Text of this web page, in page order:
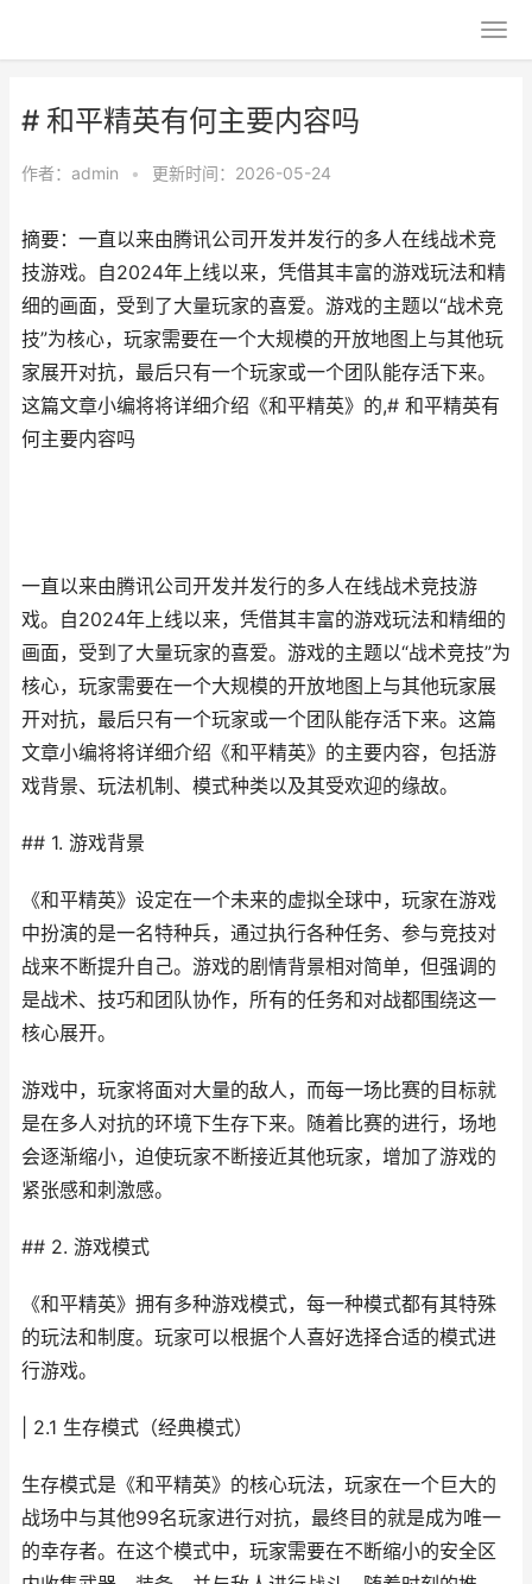
# 和平精英有何主要内容吗
作者： admin • 更新时间：2026-05-24
摘要：一直以来由腾讯公司开发并发行的多人在线战术竞
技游戏。自2024年上线以来，凭借其丰富的游戏玩法和精
细的画面，受到了大量玩家的喜爱。游戏的主题以“战术竞
技”为核心，玩家需要在一个大规模的开放地图上与其他玩
家展开对抗，最后只有一个玩家或一个团队能存活下来。
这篇文章小编将将详细介绍《和平精英》的,# 和平精英有
何主要内容吗
一直以来由腾讯公司开发并发行的多人在线战术竞技游
戏。自2024年上线以来，凭借其丰富的游戏玩法和精细的
画面，受到了大量玩家的喜爱。游戏的主题以“战术竞技”为
核心，玩家需要在一个大规模的开放地图上与其他玩家展
开对抗，最后只有一个玩家或一个团队能存活下来。这篇
文章小编将将详细介绍《和平精英》的主要内容，包括游
戏背景、玩法机制、模式种类以及其受欢迎的缘故。
## 1. 游戏背景
《和平精英》设定在一个未来的虚拟全球中，玩家在游戏
中扮演的是一名特种兵，通过执行各种任务、参与竞技对
战来不断提升自己。游戏的剧情背景相对简单，但强调的
是战术、技巧和团队协作，所有的任务和对战都围绕这一
核心展开。
游戏中，玩家将面对大量的敌人，而每一场比赛的目标就
是在多人对抗的环境下生存下来。随着比赛的进行，场地
会逐渐缩小，迫使玩家不断接近其他玩家，增加了游戏的
紧张感和刺激感。
## 2. 游戏模式
《和平精英》拥有多种游戏模式，每一种模式都有其特殊
的玩法和制度。玩家可以根据个人喜好选择合适的模式进
行游戏。
| 2.1 生存模式（经典模式）
生存模式是《和平精英》的核心玩法，玩家在一个巨大的
战场中与其他99名玩家进行对抗，最终目的就是成为唯一
的幸存者。在这个模式中，玩家需要在不断缩小的安全区